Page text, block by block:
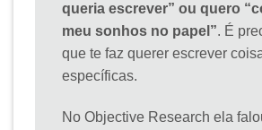
queria escrever” ou quero
meu sonhos no papel”. É
que te faz querer escrever
específicas.
No Objective Research ela